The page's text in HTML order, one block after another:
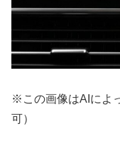
※この画像はAIによ
可）